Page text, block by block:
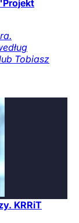
Tobiasz
KRRiT